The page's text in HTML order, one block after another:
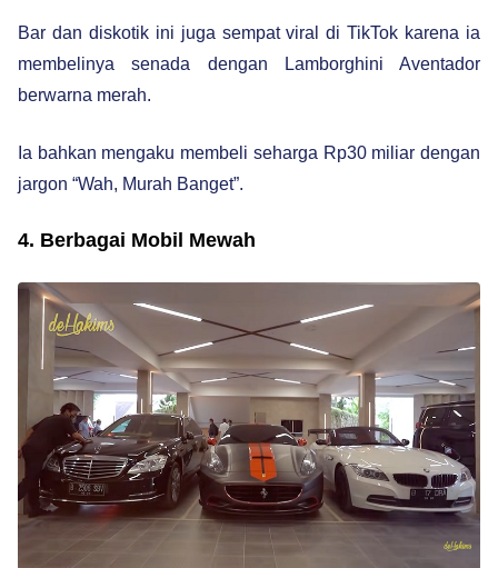
Bar dan diskotik ini juga sempat viral di TikTok karena ia
membelinya senada dengan Lamborghini Aventador
berwarna merah.
Ia bahkan mengaku membeli seharga Rp30 miliar dengan
jargon “Wah, Murah Banget”.
4. Berbagai Mobil Mewah